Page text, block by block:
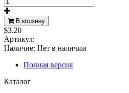
В корзину
$3.20
Артикул:
Наличие: Нет в наличии
Полная версия
Каталог